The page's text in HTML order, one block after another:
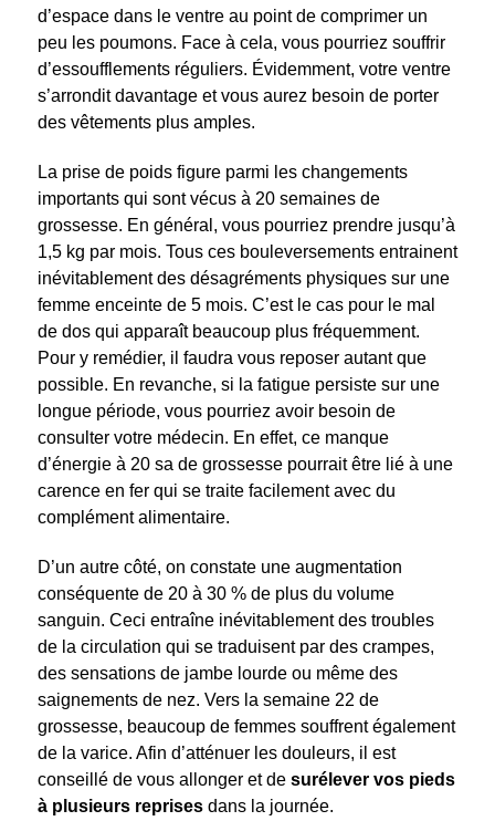
d’espace dans le ventre au point de comprimer un
peu les poumons. Face à cela, vous pourriez souffrir
d’essoufflements réguliers. Évidemment, votre ventre
s’arrondit davantage et vous aurez besoin de porter
des vêtements plus amples.
La prise de poids figure parmi les changements
importants qui sont vécus à 20 semaines de
grossesse. En général, vous pourriez prendre jusqu’à
1,5 kg par mois. Tous ces bouleversements entrainent
inévitablement des désagréments physiques sur une
femme enceinte de 5 mois. C’est le cas pour le mal
de dos qui apparaît beaucoup plus fréquemment.
Pour y remédier, il faudra vous reposer autant que
possible. En revanche, si la fatigue persiste sur une
longue période, vous pourriez avoir besoin de
consulter votre médecin. En effet, ce manque
d’énergie à 20 sa de grossesse pourrait être lié à une
carence en fer qui se traite facilement avec du
complément alimentaire.
D’un autre côté, on constate une augmentation
conséquente de 20 à 30 % de plus du volume
sanguin. Ceci entraîne inévitablement des troubles
de la circulation qui se traduisent par des crampes,
des sensations de jambe lourde ou même des
saignements de nez. Vers la semaine 22 de
grossesse, beaucoup de femmes souffrent également
de la varice. Afin d’atténuer les douleurs, il est
conseillé de vous allonger et de surélever vos pieds
à plusieurs reprisesdans la journée.